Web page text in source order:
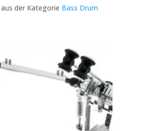
der Kategorie Bass Drum